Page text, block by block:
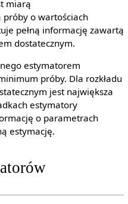
miarą
o wartościach
pełną informację zawartą
dostatecznym.
estymatorem
próby. Dla rozkładu
jest największa
estymatory
o parametrach
estymację.